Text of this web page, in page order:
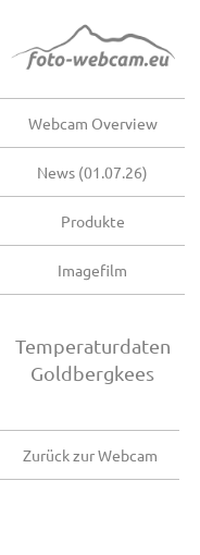
Webcam Overview
News (01.07.26)
Produkte
Imagefilm
Temperaturdaten
Goldbergkees
Zurück zur Webcam